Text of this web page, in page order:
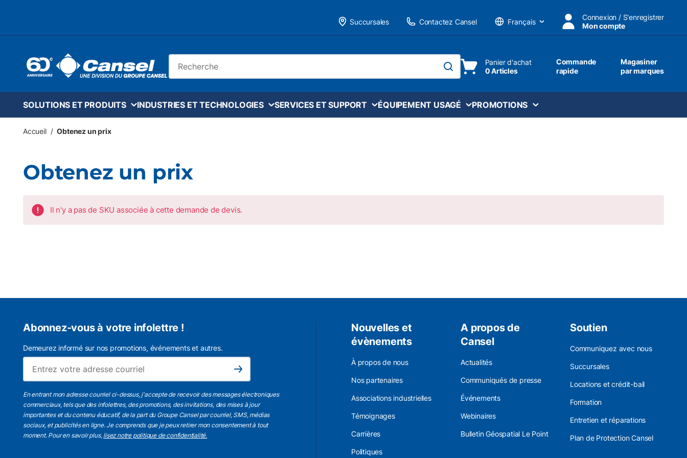
Succursales
Contactez Cansel
Langue
Connexion / S'enregistrer
Mon compte
soumettre une recherche
Panier d'achat
0 Articles
Commande
rapide
Magasiner
par marques
SOLUTIONS ET PRODUITS INDUSTRIES ET TECHNOLOGIES SERVICES ET SUPPORT ÉQUIPEMENT USAGÉ PROMOTIONS
Accueil / Obtenez un prix
Obtenez un prix
Il n'y a pas de SKU associée à cette demande de devis.
Abonnez-vous à votre infolettre !
Demeurez informé sur nos promotions, événements et autres.
Subscribe
L'adresse électronique est obligatoire.
En entrant mon adresse courriel ci-dessus, j'accepte de recevoir des messages électroniques
commerciaux, tels que des infolettres, des promotions, des invitations, des mises à jour
importantes et du contenu éducatif, de la part du Groupe Cansel par courriel, SMS, médias
sociaux, et publicités en ligne. Je comprends que je peux retirer mon consentement à tout
moment. Pour en savoir plus, lisez notre politique de confidentialité.
Nouvelles et
évènements
À propos de nous
Nos partenaires
Associations industrielles
Témoignages
Carrières
Politiques
A propos de
Cansel
Actualités
Communiqués de presse
Événements
Webinaires
Bulletin Géospatial Le Point
Soutien
Communiquez avec nous
Succursales
Locations et crédit-bail
Formation
Entretien et réparations
Plan de Protection Cansel